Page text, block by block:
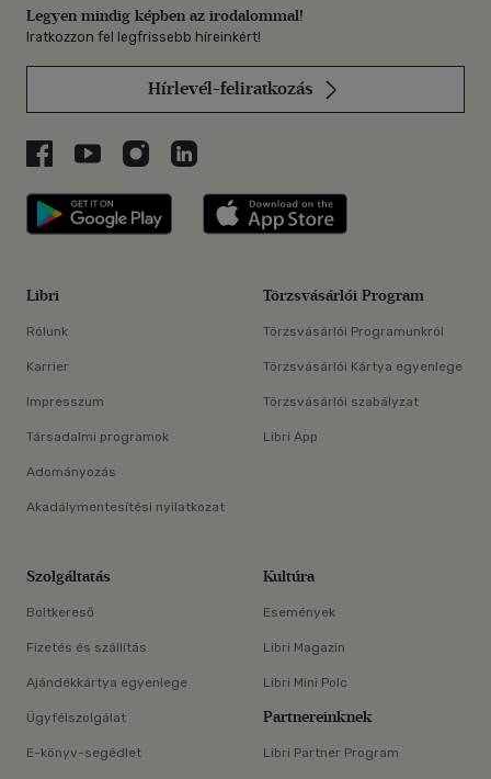
Legyen mindig képben az irodalommal!
Iratkozzon fel legfrissebb híreinkért!
Hírlevél-feliratkozás
Libri a Facebookon
Libri a Youtube-on
Libri az Instagramon
Libri a LinkedInen
Libri applikáció Szerezd meg: Google
Libri
Rólunk
Karrier
Impresszum
Társadalmi programok
Adományozás
Akadálymentesítési nyilatkozat
Törzsvásárlói Program
Törzsvásárlói Programunkról
Törzsvásárlói Kártya egyenlege
Törzsvásárlói szabályzat
Libri App
Szolgáltatás
Boltkereső
Fizetés és szállítás
Ajándékkártya egyenlege
Ügyfélszolgálat
E-könyv-segédlet
Kultúra
Események
Libri Magazin
Libri Mini Polc
Partnereinknek
Libri Partner Program